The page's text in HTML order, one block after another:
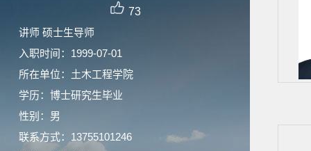
73
讲师 硕士生导师
入职时间：1999-07-01
所在单位：土木工程学院
学历：博士研究生毕业
性别：男
联系方式：13755101246